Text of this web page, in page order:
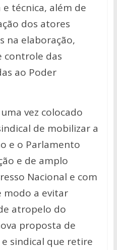
técnica, além de
dos atores
na elaboração,
controle das
ao Poder
vez colocado
de mobilizar a
e o Parlamento
e de amplo
Nacional e com
modo a evitar
atropelo do
proposta de
sindical que retire